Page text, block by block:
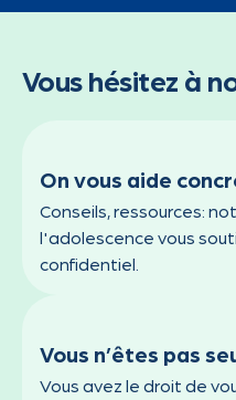
Vous hésitez à
On vous aide
Conseils, ressources:
l'adolescence vous
confidentiel.
Vous n’êtes pas
Vous avez le droit de